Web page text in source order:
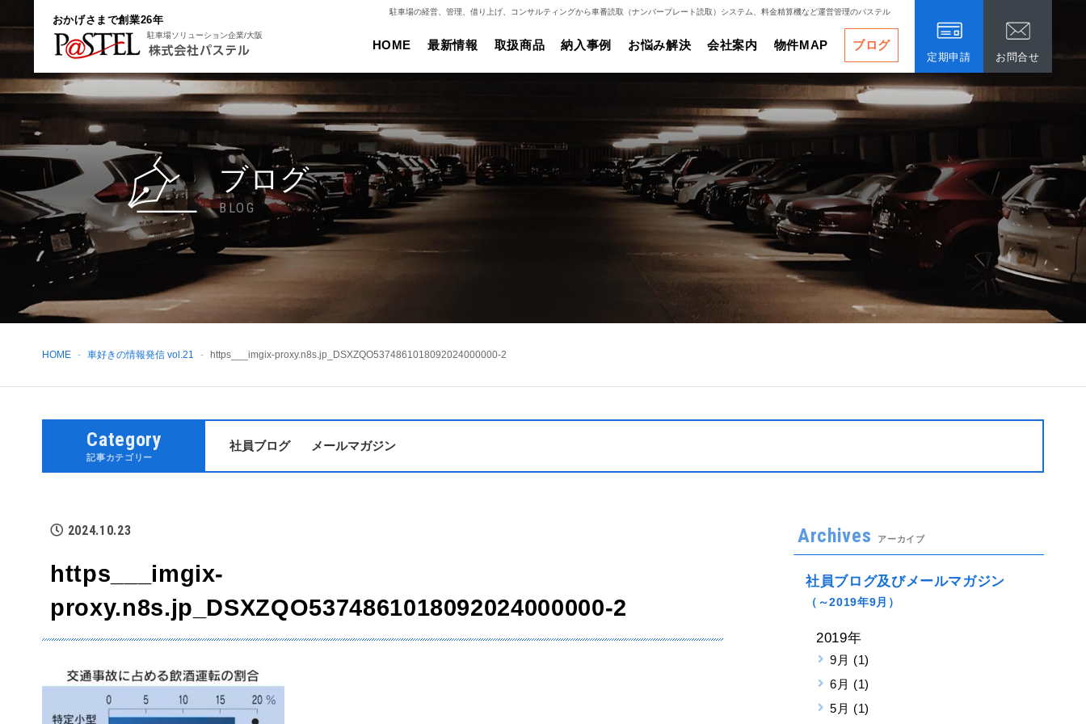
おかげさまで創業26年
駐車場ソリューション企業/大阪
駐車場の経営、管理、借り上げ、コンサルティングから車番読取（ナンバープレート読取）システム、料金精算機など運営管理のパステル
HOME 最新情報 取扱商品 納入事例 お悩み解決 会社案内 物件MAP ブログ
定期申請 お問合せ
ブログ
BLOG
HOME 車好きの情報発信 vol.21 https___imgix-proxy.n8s.jp_DSXZQO5374861018092024000000-2
Category
記事カテゴリー
社員ブログ メールマガジン
2024.10.23
https___imgix-
proxy.n8s.jp_DSXZQO5374861018092024000000-2
Archives アーカイブ
社員ブログ及びメールマガジン
（～2019年9月）
2019年
9月 (1)
6月 (1)
5月 (1)